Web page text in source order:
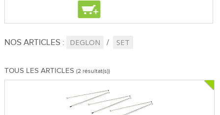
+
NOS ARTICLES : DEGLON SET
TOUS LES ARTICLES (2 résultat(s))